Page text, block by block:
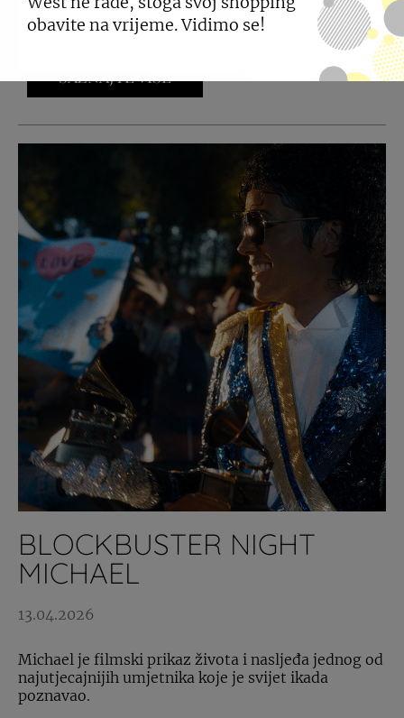
Kućice za pčele stvorit će siguran kutak za život i
razmnožavanje divljih pčela.
SAZNAJTE VIŠE
BLOCKBUSTER NIGHT
MICHAEL
13.04.2026
Michael je filmski prikaz života i nasljeđa jednog od
najutjecajnijih umjetnika koje je svijet ikada
poznavao.
obavite na vrijeme. Vidimo se!